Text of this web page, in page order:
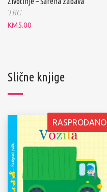
TBC
KM5.00
Slične knjige
RASPRODANO